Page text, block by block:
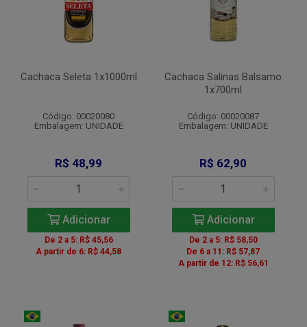
Cachaca Seleta 1x1000ml
Código: 00020080
Embalagem: UNIDADE
R$ 48,99
Adicionar
De 2 a 5: R$ 45,56
A partir de 6: R$ 44,58
Cachaca Salinas Balsamo
1x700ml
Código: 00020087
Embalagem: UNIDADE
R$ 62,90
Adicionar
De 2 a 5: R$ 58,50
De 6 a 11: R$ 57,87
A partir de 12: R$ 56,61